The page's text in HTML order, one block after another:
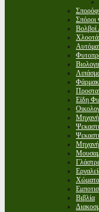
Βολβοί
Είδη
Χώματα
Βιβλία